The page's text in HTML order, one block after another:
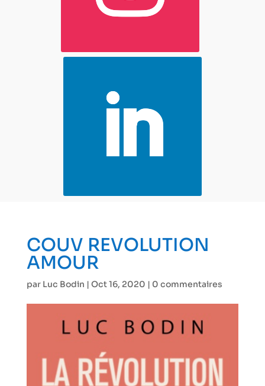
COUV REVOLUTION
AMOUR
par Luc Bodin | Oct 16, 2020 | 0 commentaires